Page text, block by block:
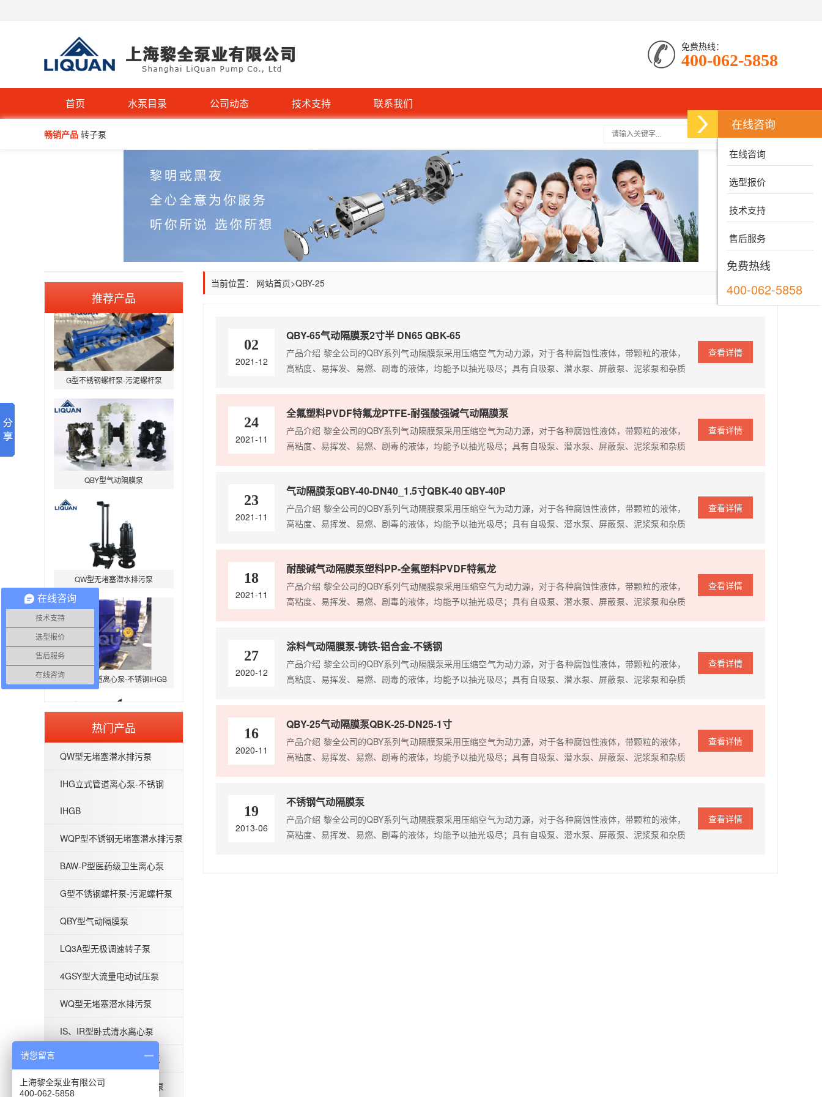
免费热线：
400-062-5858
首页 水泵目录 公司动态 技术支持 联系我们
畅销产品 转子泵
推荐产品
IHG立式管道离心泵-不锈钢IHGB
BAW-P型医药级卫生离心泵
G型不锈钢螺杆泵-污泥螺杆泵
QBY型气动隔膜泵
QW型无堵塞潜水排污泵
IHG立式管道离心泵-不锈钢IHGB
WQP型不锈钢无堵塞潜水排污泵
BAW-P型医药级卫生离心泵
G型不锈钢螺杆泵-污泥螺杆泵
热门产品
QW型无堵塞潜水排污泵
IHG立式管道离心泵-不锈钢
IHGB
WQP型不锈钢无堵塞潜水排污泵
BAW-P型医药级卫生离心泵
G型不锈钢螺杆泵-污泥螺杆泵
QBY型气动隔膜泵
LQ3A型无极调速转子泵
4GSY型大流量电动试压泵
WQ型无堵塞潜水排污泵
IS、IR型卧式清水离心泵
ISG型单级立式管道离心泵
BAW-S型食品级卫生离心泵
当前位置： 网站首页>QBY-25
查看详情
02
2021-12
QBY-65气动隔膜泵2寸半 DN65 QBK-65
产品介绍 黎全公司的QBY系列气动隔膜泵采用压缩空气为动力源，对于各种腐蚀性液体，带颗粒的液体，
高粘度、易挥发、易燃、剧毒的液体，均能予以抽光吸尽；具有自吸泵、潜水泵、屏蔽泵、泥浆泵和杂质
体，带颗粒的液体，高粘度、易…
查看详情
24
2021-11
全氟塑料PVDF特氟龙PTFE-耐强酸强碱气动隔膜泵
产品介绍 黎全公司的QBY系列气动隔膜泵采用压缩空气为动力源，对于各种腐蚀性液体，带颗粒的液体，
高粘度、易挥发、易燃、剧毒的液体，均能予以抽光吸尽；具有自吸泵、潜水泵、屏蔽泵、泥浆泵和杂质
体，带颗粒的液体，高粘度、易…
查看详情
23
2021-11
气动隔膜泵QBY-40-DN40_1.5寸QBK-40 QBY-40P
产品介绍 黎全公司的QBY系列气动隔膜泵采用压缩空气为动力源，对于各种腐蚀性液体，带颗粒的液体，
高粘度、易挥发、易燃、剧毒的液体，均能予以抽光吸尽；具有自吸泵、潜水泵、屏蔽泵、泥浆泵和杂质
体，带颗粒的液体，高粘度、易…
查看详情
18
2021-11
耐酸碱气动隔膜泵塑料PP-全氟塑料PVDF特氟龙
产品介绍 黎全公司的QBY系列气动隔膜泵采用压缩空气为动力源，对于各种腐蚀性液体，带颗粒的液体，
高粘度、易挥发、易燃、剧毒的液体，均能予以抽光吸尽；具有自吸泵、潜水泵、屏蔽泵、泥浆泵和杂质
体，带颗粒的液体，高粘度、易…
查看详情
27
2020-12
涂料气动隔膜泵-铸铁-铝合金-不锈钢
产品介绍 黎全公司的QBY系列气动隔膜泵采用压缩空气为动力源，对于各种腐蚀性液体，带颗粒的液体，
高粘度、易挥发、易燃、剧毒的液体，均能予以抽光吸尽；具有自吸泵、潜水泵、屏蔽泵、泥浆泵和杂质
体，带颗粒的液体，高粘度、易…
查看详情
16
2020-11
QBY-25气动隔膜泵QBK-25-DN25-1寸
产品介绍 黎全公司的QBY系列气动隔膜泵采用压缩空气为动力源，对于各种腐蚀性液体，带颗粒的液体，
高粘度、易挥发、易燃、剧毒的液体，均能予以抽光吸尽；具有自吸泵、潜水泵、屏蔽泵、泥浆泵和杂质
体，带颗粒的液体，高粘度、易…
查看详情
19
2013-06
不锈钢气动隔膜泵
产品介绍 黎全公司的QBY系列气动隔膜泵采用压缩空气为动力源，对于各种腐蚀性液体，带颗粒的液体，
高粘度、易挥发、易燃、剧毒的液体，均能予以抽光吸尽；具有自吸泵、潜水泵、屏蔽泵、泥浆泵和杂质
在线咨询
在线咨询
选型报价
技术支持
售后服务
免费热线
400-062-5858
在线咨询
技术支持
选型报价
售后服务
在线咨询
请您留言
上海黎全泵业有限公司
400-062-5858